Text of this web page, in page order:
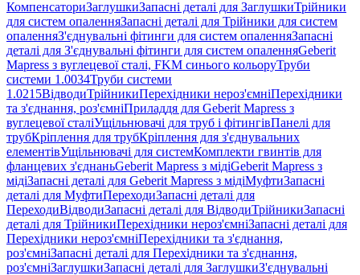
КомпенсаториЗаглушкиЗапасні деталі для ЗаглушкиТрійники
для систем опаленняЗапасні деталі для Трійники для систем
опаленняЗ'єднувальні фітинги для систем опаленняЗапасні
деталі для З'єднувальні фітинги для систем опаленняGeberit
Mapress з вуглецевої сталі, FKM синього кольоруТруби
системи 1.0034Труби системи
1.0215ВідводиТрійникиПерехідники нероз'ємніПерехідники
та з'єднання, роз'ємніПриладдя для Geberit Mapress з
вуглецевої сталіУщільнювачі для труб і фітингівПанелі для
трубКріплення для трубКріплення для з'єднувальних
елементівУщільнювачі для системКомплекти гвинтів для
фланцевих з'єднаньGeberit Mapress з мідіGeberit Mapress з
мідіЗапасні деталі для Geberit Mapress з мідіМуфтиЗапасні
деталі для МуфтиПереходиЗапасні деталі для
ПереходиВідводиЗапасні деталі для ВідводиТрійникиЗапасні
деталі для ТрійникиПерехідники нероз'ємніЗапасні деталі для
Перехідники нероз'ємніПерехідники та з'єднання,
роз'ємніЗапасні деталі для Перехідники та з'єднання,
роз'ємніЗаглушкиЗапасні деталі для ЗаглушкиЗ'єднувальні